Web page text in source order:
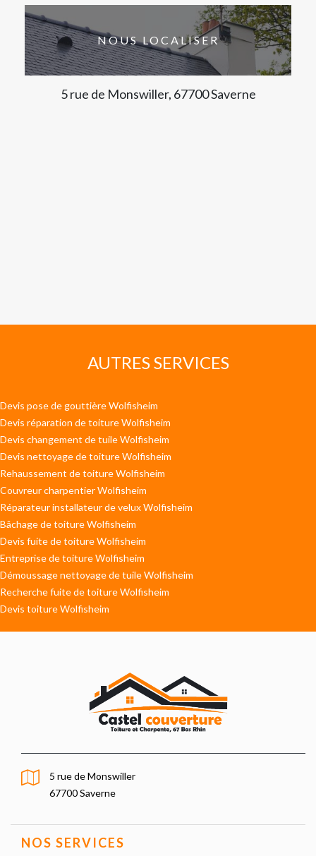
NOUS LOCALISER
5 rue de Monswiller, 67700 Saverne
AUTRES SERVICES
Devis pose de gouttière Wolfisheim
Devis réparation de toiture Wolfisheim
Devis changement de tuile Wolfisheim
Devis nettoyage de toiture Wolfisheim
Rehaussement de toiture Wolfisheim
Couvreur charpentier Wolfisheim
Réparateur installateur de velux Wolfisheim
Bâchage de toiture Wolfisheim
Devis fuite de toiture Wolfisheim
Entreprise de toiture Wolfisheim
Démoussage nettoyage de tuile Wolfisheim
Recherche fuite de toiture Wolfisheim
Devis toiture Wolfisheim
5 rue de Monswiller
67700 Saverne
NOS SERVICES